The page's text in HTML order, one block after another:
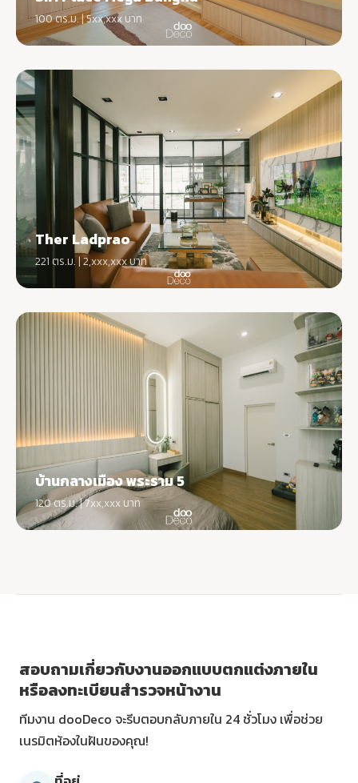
100 ตร.ม. | 5xx,xxx บาท
Ther Ladprao
221 ตร.ม. | 2,xxx,xxx บาท
บ้านกลางเมือง พระราม 5
120 ตร.ม. | 7xx,xxx บาท
สอบถามเกี่ยวกับงานออกแบบตกแต่งภายใน
หรือลงทะเบียนสำรวจหน้างาน
ทีมงาน dooDeco จะรีบตอบกลับภายใน 24 ชั่วโมง เพื่อช่วย
เนรมิตห้องในฝันของคุณ!